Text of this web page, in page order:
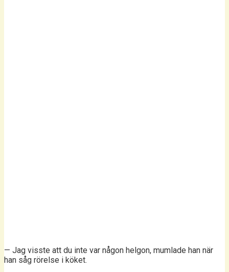
— Jag visste att du inte var någon helgon, mumlade han när
han såg rörelse i köket.